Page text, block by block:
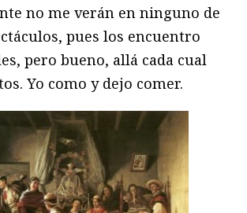
no me verán en ninguno de
pues los encuentro
pero bueno, allá cada cual
Yo como y dejo comer.